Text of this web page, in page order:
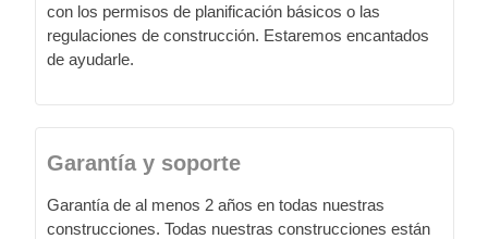
con los permisos de planificación básicos o las
regulaciones de construcción. Estaremos encantados
de ayudarle.
Garantía y soporte
Garantía de al menos 2 años en todas nuestras
construcciones. Todas nuestras construcciones están